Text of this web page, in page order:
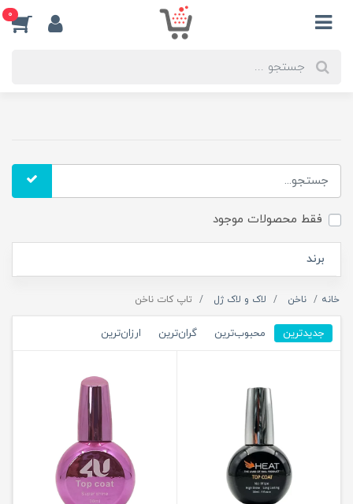
0
فقط محصولات موجود
برند
خانه ناخن لاک و لاک ژل تاپ کات ناخن
جدیدترین محبوب‌ترین گران‌ترین ارزان‌ترین